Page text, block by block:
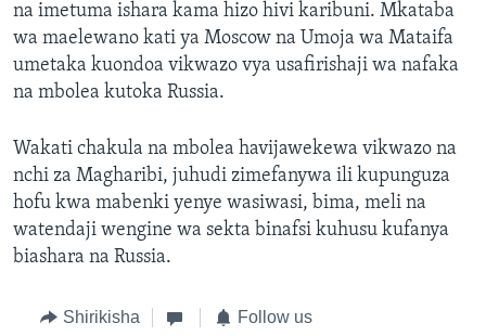
na imetuma ishara kama hizo hivi karibuni. Mkataba
wa maelewano kati ya Moscow na Umoja wa Mataifa
umetaka kuondoa vikwazo vya usafirishaji wa nafaka
na mbolea kutoka Russia.
Wakati chakula na mbolea havijawekewa vikwazo na
nchi za Magharibi, juhudi zimefanywa ili kupunguza
hofu kwa mabenki yenye wasiwasi, bima, meli na
watendaji wengine wa sekta binafsi kuhusu kufanya
biashara na Russia.
Shirikisha Follow us